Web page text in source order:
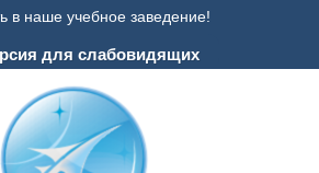
в наше учебное заведение!
для слабовидящих